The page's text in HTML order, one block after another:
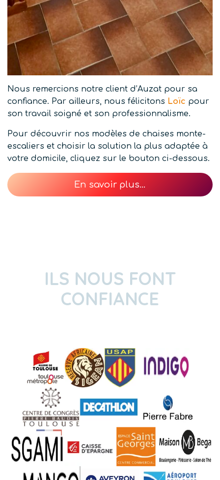
Nous remercions notre client d’Auzat pour sa
confiance. Par ailleurs, nous félicitons Loïc pour
son travail soigné et son professionnalisme.
Pour découvrir nos modèles de chaises monte-
escaliers et choisir la solution la plus adaptée à
votre domicile, cliquez sur le bouton ci-dessous.
En savoir plus…
ILS NOUS FONT
CONFIANCE